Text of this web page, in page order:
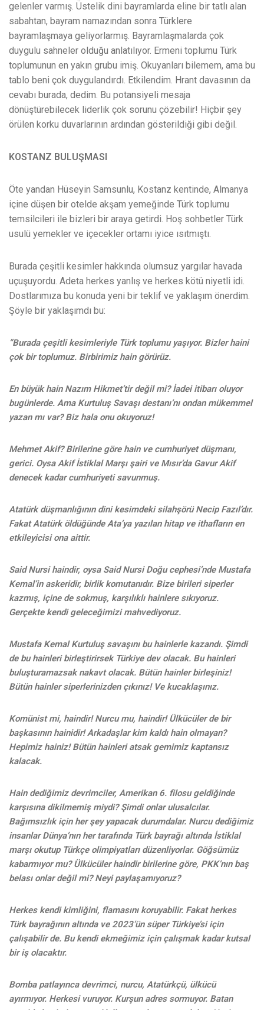
gelenler varmış. Üstelik dini bayramlarda eline bir tatlı alan
sabahtan, bayram namazından sonra Türklere
bayramlaşmaya geliyorlarmış. Bayramlaşmalarda çok
duygulu sahneler olduğu anlatılıyor. Ermeni toplumu Türk
toplumunun en yakın grubu imiş. Okuyanları bilemem, ama bu
tablo beni çok duygulandırdı. Etkilendim. Hrant davasının da
cevabı burada, dedim. Bu potansiyeli mesaja
dönüştürebilecek liderlik çok sorunu çözebilir! Hiçbir şey
örülen korku duvarlarının ardından gösterildiği gibi değil.
KOSTANZ BULUŞMASI
Öte yandan Hüseyin Samsunlu, Kostanz kentinde, Almanya
içine düşen bir otelde akşam yemeğinde Türk toplumu
temsilcileri ile bizleri bir araya getirdi. Hoş sohbetler Türk
usulü yemekler ve içecekler ortamı iyice ısıtmıştı.
Burada çeşitli kesimler hakkında olumsuz yargılar havada
uçuşuyordu. Adeta herkes yanlış ve herkes kötü niyetli idi.
Dostlarımıza bu konuda yeni bir teklif ve yaklaşım önerdim.
Şöyle bir yaklaşımdı bu:
“Burada çeşitli kesimleriyle Türk toplumu yaşıyor. Bizler haini
çok bir toplumuz. Birbirimiz hain görürüz.
En büyük hain Nazım Hikmet’tir değil mi? İadei itibarı oluyor
bugünlerde. Ama Kurtuluş Savaşı destanı’nı ondan mükemmel
yazan mı var? Biz hala onu okuyoruz!
Mehmet Akif? Birilerine göre hain ve cumhuriyet düşmanı,
gerici. Oysa Akif İstiklal Marşı şairi ve Mısır’da Gavur Akif
denecek kadar cumhuriyeti savunmuş.
Atatürk düşmanlığının dini kesimdeki silahşörü Necip Fazıl’dır.
Fakat Atatürk öldüğünde Ata’ya yazılan hitap ve ithafların en
etkileyicisi ona aittir.
Said Nursi haindir, oysa Said Nursi Doğu cephesi’nde Mustafa
Kemal’in askeridir, birlik komutanıdır. Bize birileri siperler
kazmış, içine de sokmuş, karşılıklı hainlere sıkıyoruz.
Gerçekte kendi geleceğimizi mahvediyoruz.
Mustafa Kemal Kurtuluş savaşını bu hainlerle kazandı. Şimdi
de bu hainleri birleştirirsek Türkiye dev olacak. Bu hainleri
buluşturamazsak nakavt olacak. Bütün hainler birleşiniz!
Bütün hainler siperlerinizden çıkınız! Ve kucaklaşınız.
Komünist mi, haindir! Nurcu mu, haindir! Ülkücüler de bir
başkasının hainidir! Arkadaşlar kim kaldı hain olmayan?
Hepimiz hainiz! Bütün hainleri atsak gemimiz kaptansız
kalacak.
Hain dediğimiz devrimciler, Amerikan 6. filosu geldiğinde
karşısına dikilmemiş miydi? Şimdi onlar ulusalcılar.
Bağımsızlık için her şey yapacak durumdalar. Nurcu dediğimiz
insanlar Dünya’nın her tarafında Türk bayrağı altında İstiklal
marşı okutup Türkçe olimpiyatları düzenliyorlar. Göğsümüz
kabarmıyor mu? Ülkücüler haindir birilerine göre, PKK’nın baş
belası onlar değil mi? Neyi paylaşamıyoruz?
Herkes kendi kimliğini, flamasını koruyabilir. Fakat herkes
Türk bayrağının altında ve 2023’ün süper Türkiye’si için
çalışabilir de. Bu kendi ekmeğimiz için çalışmak kadar kutsal
bir iş olacaktır.
Bomba patlayınca devrimci, nurcu, Atatürkçü, ülkücü
ayırmıyor. Herkesi vuruyor. Kurşun adres sormuyor. Batan